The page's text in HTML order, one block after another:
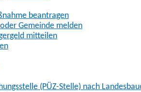
beantragen
Gemeinde melden
mitteilen
(PÜZ-Stelle) nach